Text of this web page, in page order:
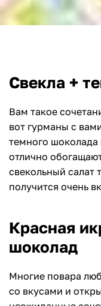
Свекла +
Вам такое
вот гурманы с
темного шоколада
отлично
свекольный
получится очень
Красная
шоколад
Многие повара
со вкусами и